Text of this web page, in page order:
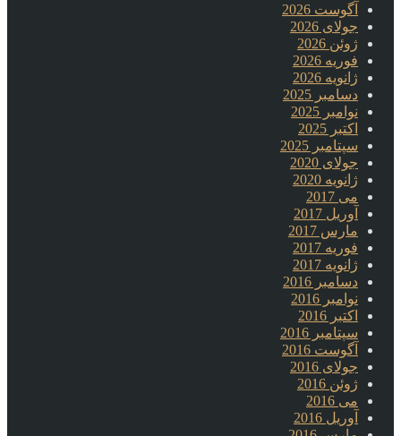
آگوست 2026
جولای 2026
ژوئن 2026
فوریه 2026
ژانویه 2026
دسامبر 2025
نوامبر 2025
اکتبر 2025
سپتامبر 2025
جولای 2020
ژانویه 2020
می 2017
آوریل 2017
مارس 2017
فوریه 2017
ژانویه 2017
دسامبر 2016
نوامبر 2016
اکتبر 2016
سپتامبر 2016
آگوست 2016
جولای 2016
ژوئن 2016
می 2016
آوریل 2016